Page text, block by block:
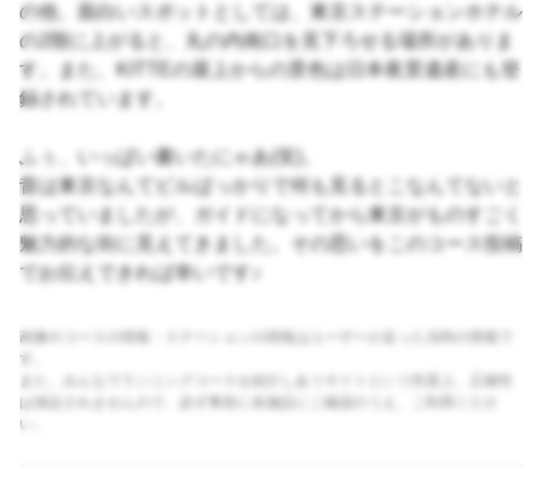
の他、面白いスポットとしては、東京ステーションホテル
の2階に上がると、丸の内南口を見下ろせる場所がありま
す。また、KITTEの屋上からの景色は日本夜景遺産にも登
録されています。
ふぅ、いっぱい書いたにゃあ(笑)。
昔は東京なんてビルばっかりで何も見るとこなんてないと
思っていましたが、ガイドになってから東京がものすごく
魅力的な街に見えてきました。その思いをこのコース投稿
でお伝えできれば幸いです♪
画像やコースの情報・ステーションの情報はユーザーが走った当時の情報で
す。
また、みんなでランニングコースを紹介しあうサイトという性質上、正確性
は保証されませんので、必ず事前に各施設にご確認のうえ、ご利用くださ
い。